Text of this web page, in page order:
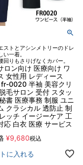
ストとアシンメトリーのドレ
い一着。
回りもさりげなくカバー。
ロン向け 医療向け ワ
女性用 レディース
0020 半袖 美容クリ
毛サロン 受付 スタッ
書 医療事務 制服 ユニ
クラシカル 透防止 制
ッチ イージーケア 工
応 白衣 医療 サービス
¥9,680税込
に入れる